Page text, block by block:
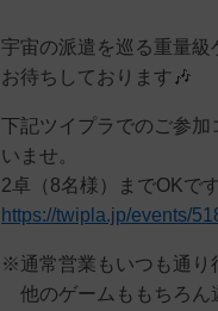
宇宙の派遣を巡る重量
お待ちしております🎶
下記ツイプラでのご参加
いませ。
2卓（8名様）までOKで
https://twipla.jp/events/
※通常営業もいつも通り
他のゲームももちろん